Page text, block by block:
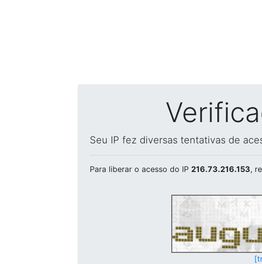
Seu IP fez diversas tentativas de
Para liberar o acesso do IP 216.73.216.153,